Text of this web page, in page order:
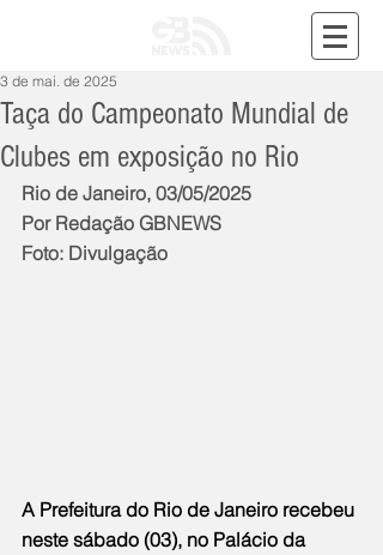
Taça do Campeonato Mundial de
Clubes em exposição no Rio
3 de mai. de 2025
Rio de Janeiro, 03/05/2025
Por Redação GBNEWS
Foto: Divulgação
A Prefeitura do Rio de Janeiro recebeu
neste sábado (03), no Palácio da